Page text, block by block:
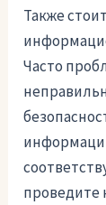
Также
Часто
проведите